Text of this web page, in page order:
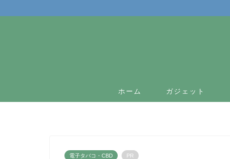
ホーム ガジェット
電子タバコ・CBD PR